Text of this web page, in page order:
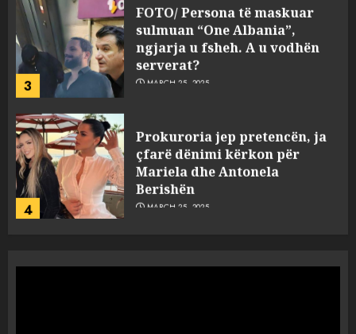
3
FOTO/ Persona të maskuar
sulmuan “One Albania”,
ngjarja u fsheh. A u vodhën
serverat?
MARCH 25, 2025
4
Prokuroria jep pretencën, ja
çfarë dënimi kërkon për
Mariela dhe Antonela
Berishën
MARCH 25, 2025